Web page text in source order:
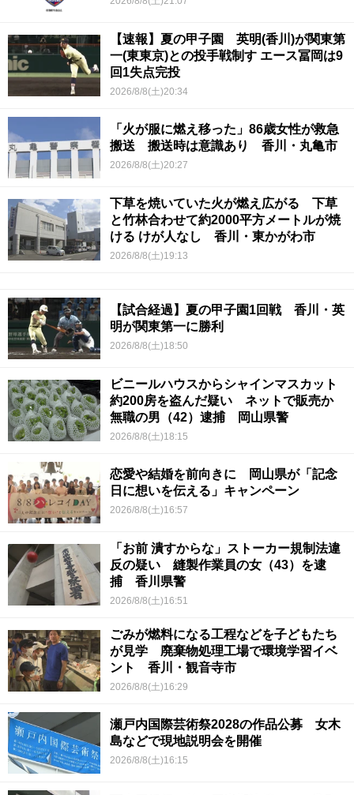
【速報】夏の甲子園 英明(香川)が関東第
一(東東京)との投手戦制す エース冨岡は9
回1失点完投
2026/8/8(土)20:34
「火が服に燃え移った」86歳女性が救急
搬送 搬送時は意識あり 香川・丸亀市
2026/8/8(土)20:27
下草を焼いていた火が燃え広がる 下草
と竹林合わせて約2000平方メートルが焼
ける けが人なし 香川・東かがわ市
2026/8/8(土)19:13
【試合経過】夏の甲子園1回戦 香川・英
明が関東第一に勝利
2026/8/8(土)18:50
ビニールハウスからシャインマスカット
約200房を盗んだ疑い ネットで販売か
無職の男（42）逮捕 岡山県警
2026/8/8(土)18:15
恋愛や結婚を前向きに 岡山県が「記念
日に想いを伝える」キャンペーン
2026/8/8(土)16:57
「お前 潰すからな」ストーカー規制法違
反の疑い 縫製作業員の女（43）を逮
捕 香川県警
2026/8/8(土)16:51
ごみが燃料になる工程などを子どもたち
が見学 廃棄物処理工場で環境学習イベ
ント 香川・観音寺市
2026/8/8(土)16:29
瀬戸内国際芸術祭2028の作品公募 女木
島などで現地説明会を開催
2026/8/8(土)16:15